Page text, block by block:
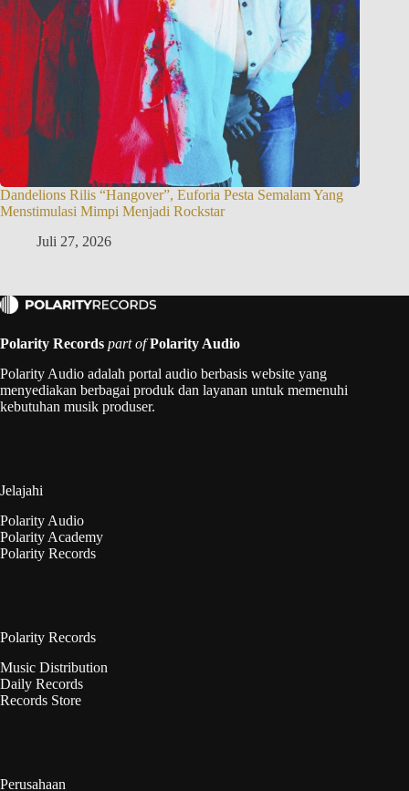
Dandelions Rilis “Hangover”, Euforia Pesta Semalam Yang
Menstimulasi Mimpi Menjadi Rockstar
Juli 27, 2026
Polarity Records part of Polarity Audio
Polarity Audio adalah portal audio berbasis website yang
menyediakan berbagai produk dan layanan untuk memenuhi
kebutuhan musik produser.
Jelajahi
Polarity Audio
Polarity Academy
Polarity Records
Polarity Records
Music Distribution
Daily Records
Records Store
Perusahaan